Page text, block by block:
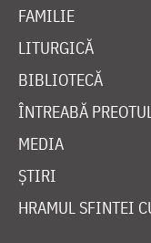
FAMILIE
LITURGICĂ
BIBLIOTECĂ
ÎNTREABĂ
MEDIA
ȘTIRI
HRAMUL SFINTEI